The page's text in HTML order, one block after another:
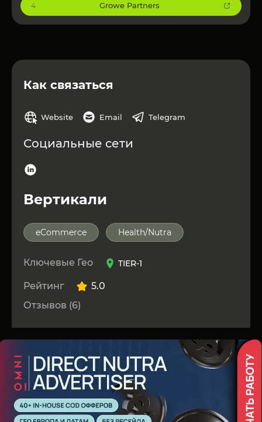
4 Growe Partners
Как связаться
Website Email Telegram
Социальные сети
Вертикали
eCommerce Health/Nutra
Ключевые Гео TIER-1
Рейтинг
5.0
Отзывов (6)